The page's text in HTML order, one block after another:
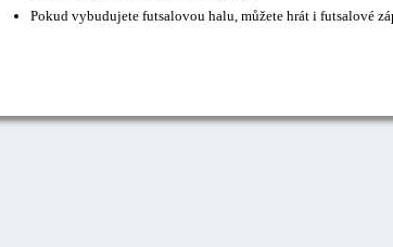
Pokud vybudujete futsalovou halu, můžete hrát i futsalové